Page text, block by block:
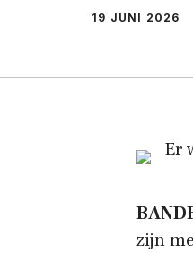
19 JUNI 2026
zijn